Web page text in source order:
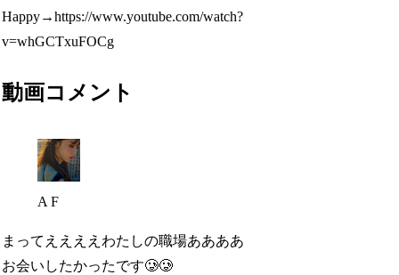
Happy→https://www.youtube.com/watch?
v=whGCTxuFOCg
動画コメント
A F
まってええええわたしの職場ああああ
お会いしたかったです🥲🥲